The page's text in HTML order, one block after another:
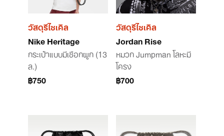
วัสดุรีไซเคิล
Nike Heritage
กระเป๋าแบบมีเชือกผูก (13
ล.)
฿750
วัสดุรีไซเคิล
Jordan Rise
หมวก Jumpman โลหะมี
โครง
฿700